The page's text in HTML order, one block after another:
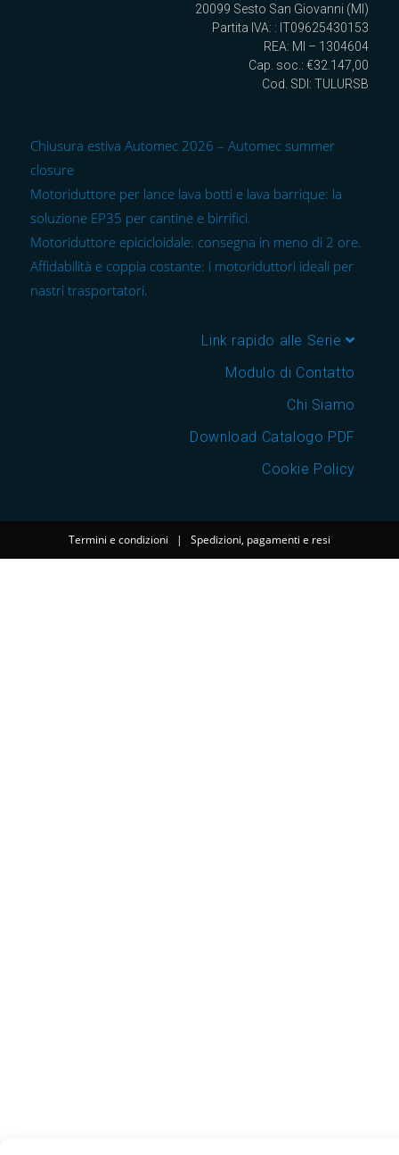
20099 Sesto San Giovanni (MI)
Partita IVA: : IT09625430153
REA: MI – 1304604
Cap. soc.: €32.147,00
Cod. SDI: TULURSB
Chiusura estiva Automec 2026 – Automec summer
closure
Motoriduttore per lance lava botti e lava barrique: la
soluzione EP35 per cantine e birrifici.
Motoriduttore epicicloidale: consegna in meno di 2 ore.
Affidabilità e coppia costante: i motoriduttori ideali per
nastri trasportatori.
Link rapido alle Serie
Modulo di Contatto
Chi Siamo
Download Catalogo PDF
Cookie Policy
Termini e condizioni | Spedizioni, pagamenti e resi